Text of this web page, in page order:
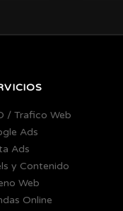
/ Trafico Web
Ads
Ads
y Contenido
Web
Online